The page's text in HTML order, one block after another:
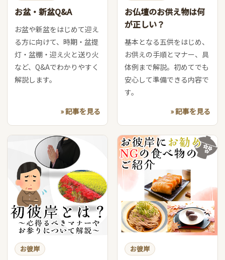
お盆・新盆Q&A
お盆や新盆をはじめて迎え
る方に向けて、時期・盆提
灯・盆棚・迎え火と送り火
など、Q&Aでわかりやすく
解説します。
» 記事を見る
お仏壇のお供え物は何
が正しい？
基本となる五供をはじめ、
お供えの手順とマナー、具
体例まで解説。初めてでも
安心して準備できる内容で
す。
» 記事を見る
お彼岸 お彼岸